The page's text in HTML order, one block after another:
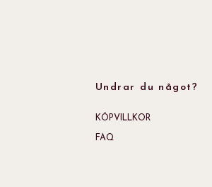
Undrar du något?
KÖPVILLKOR
FAQ